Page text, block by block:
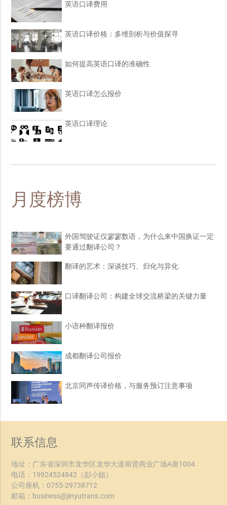
英语口译费用
英语口译价格：多维剖析与价值探寻
如何提高英语口译的准确性
英语口译怎么报价
英语口译理论
月度榜博
外国驾驶证仅寥寥数语，为什么来中国换证一定
要通过翻译公司？
翻译的艺术：深谈技巧、归化与异化
口译翻译公司：构建全球交流桥梁的关键力量
小语种翻译报价
成都翻译公司报价
北京同声传译价格，与服务预订注意事项
联系信息
地址：广东省深圳市龙华区龙华大道南贤商业广场A座1004
电话： 19924524842 （彭小姐）
公司座机： 0755-29738712
邮箱： business@jinyutrans.com